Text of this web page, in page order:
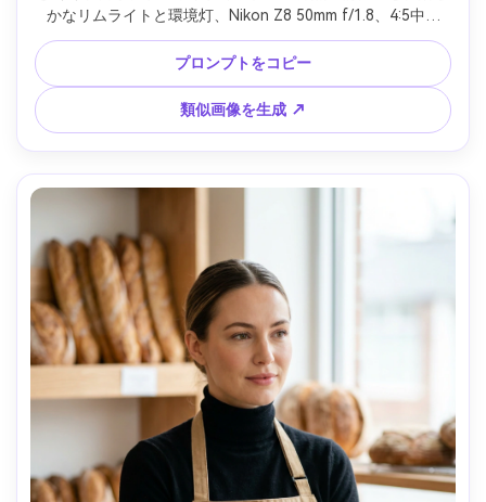
かなリムライトと環境灯、Nikon Z8 50mm f/1.8、4:5中近
接、シネマティックなコントラスト、温かなハイライト、自
然な影、リアルな肌質、シャープなフォーカス --ar 4:5
プロンプトをコピー
類似画像を生成 ↗